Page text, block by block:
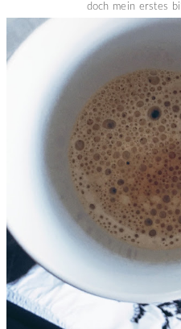
doch mein erstes